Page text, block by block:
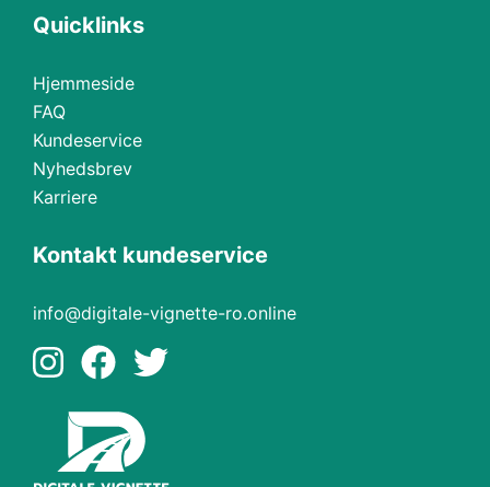
Quicklinks
Hjemmeside
FAQ
Kundeservice
Nyhedsbrev
Karriere
Kontakt kundeservice
info@digitale-vignette-ro.online